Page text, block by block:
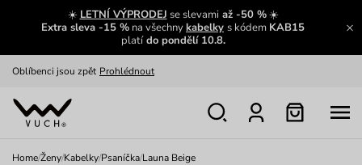
☀️ LETNÍ VÝPRODEJ se slevamiaž -50 %☀️
Extra sleva -15 % na všechnykabelky s kódem KAB15
platído pondělí 10.8.
Zajímavosti ze světa Vuch:
Zobrazit
Oblíbenci jsou zpět Prohlédnout
Nech se inspirovat
Home/Ženy/Kabelky/Psaníčka/Launa Beige